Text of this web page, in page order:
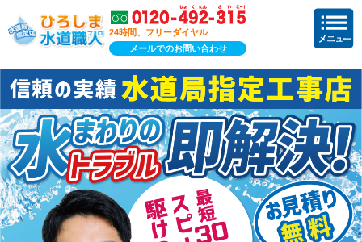
24時間、フリーダイヤル
メールでのお問い合わせ